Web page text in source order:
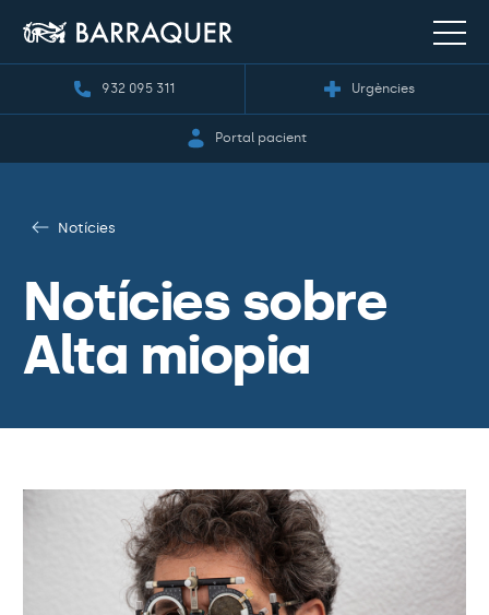
932 095 311 Urgències
Portal pacient
Notícies
Notícies sobre
Alta miopia